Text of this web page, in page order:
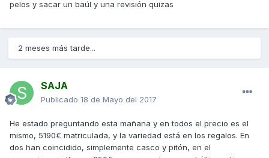
pelos y sacar un baúl y una revisión quizas
2 meses más tarde...
SAJA
Publicado 18 de Mayo del 2017
He estado preguntando esta mañana y en todos el precio es el
mismo, 5190€ matriculada, y la variedad está en los regalos. En
dos han coincidido, simplemente casco y pitón, en el